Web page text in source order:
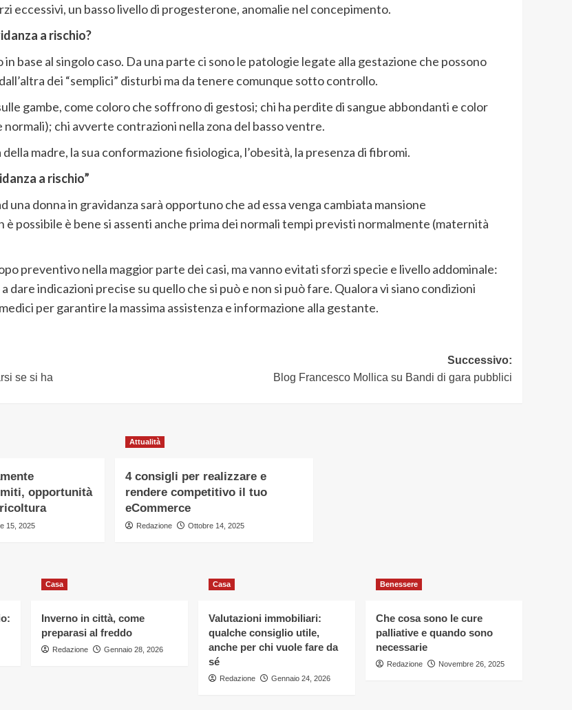
eccessivi, un basso livello di progesterone, anomalie nel concepimento.
a rischio?
base al singolo caso. Da una parte ci sono le patologie legate alla gestazione che possono
dei “semplici” disturbi ma da tenere comunque sotto controllo.
gambe, come coloro che soffrono di gestosi; chi ha perdite di sangue abbondanti e color
chi avverte contrazioni nella zona del basso ventre.
madre, la sua conformazione fisiologica, l’obesità, la presenza di fibromi.
a rischio”
donna in gravidanza sarà opportuno che ad essa venga cambiata mansione
possibile è bene si assenti anche prima dei normali tempi previsti normalmente (maternità
preventivo nella maggior parte dei casi, ma vanno evitati sforzi specie e livello addominale:
dare indicazioni precise su quello che si può e non si può fare. Qualora vi siano condizioni
per garantire la massima assistenza e informazione alla gestante.
se si ha
Successivo:
Blog Francesco Mollica su Bandi di gara pubblici
opportunità
15, 2025
Attualità
4 consigli per realizzare e
rendere competitivo il tuo
eCommerce
Redazione Ottobre 14, 2025
Casa
Inverno in città, come
preparasi al freddo
Redazione Gennaio 28, 2026
Casa
Valutazioni immobiliari:
qualche consiglio utile,
anche per chi vuole fare da
sé
Redazione Gennaio 24, 2026
Benessere
Che cosa sono le cure
palliative e quando sono
necessarie
Redazione Novembre 26, 2025